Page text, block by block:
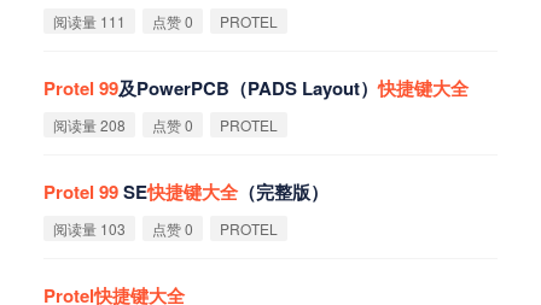
阅读量 111 点赞 0 PROTEL
Protel 99及PowerPCB（PADS Layout）快捷键大全
阅读量 208 点赞 0 PROTEL
Protel 99SE快捷键大全（完整版）
阅读量 103 点赞 0 PROTEL
Protel快捷键大全